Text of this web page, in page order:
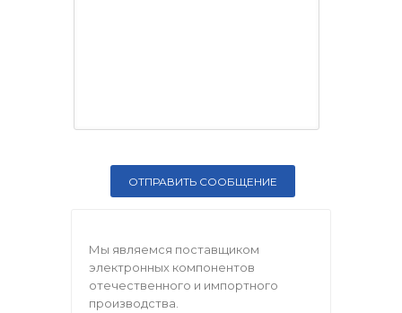
Мы являемся поставщиком
электронных компонентов
отечественного и импортного
производства.